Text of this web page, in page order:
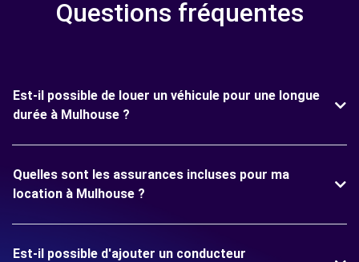
Questions fréquentes
Est-il possible de louer un véhicule pour une longue
durée à Mulhouse ?
Quelles sont les assurances incluses pour ma
location à Mulhouse ?
Est-il possible d'ajouter un conducteur